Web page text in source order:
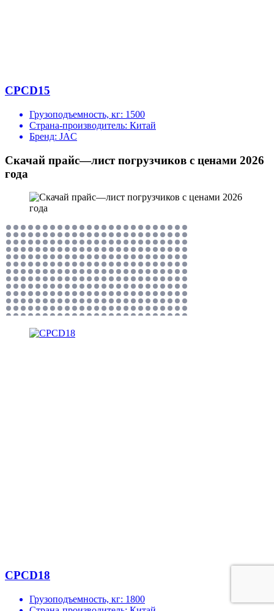
CPCD15
Грузоподъемность, кг: 1500
Страна-производитель: Китай
Бренд: JAC
Скачай прайс—лист погрузчиков с ценами 2026
года
CPCD18
Грузоподъемность, кг: 1800